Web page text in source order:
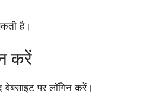
है।
करें
वेबसाइट पर लॉगिन करें।